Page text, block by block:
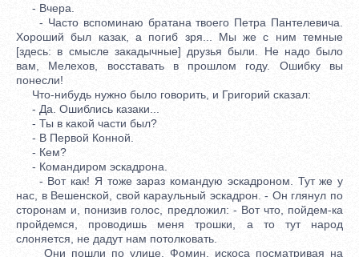
- Вчера.
- Часто вспоминаю братана твоего Петра Пантелевича.
Хороший был казак, а погиб зря... Мы же с ним темные
[здесь: в смысле закадычные] друзья были. Не надо было
вам, Мелехов, восставать в прошлом году. Ошибку вы
понесли!
Что-нибудь нужно было говорить, и Григорий сказал:
- Да. Ошиблись казаки...
- Ты в какой части был?
- В Первой Конной.
- Кем?
- Командиром эскадрона.
- Вот как! Я тоже зараз командую эскадроном. Тут же у
нас, в Вешенской, свой караульный эскадрон. - Он глянул по
сторонам и, понизив голос, предложил: - Вот что, пойдем-ка
пройдемся, проводишь меня трошки, а то тут народ
слоняется, не дадут нам потолковать.
Они пошли по улице. Фомин, искоса посматривая на